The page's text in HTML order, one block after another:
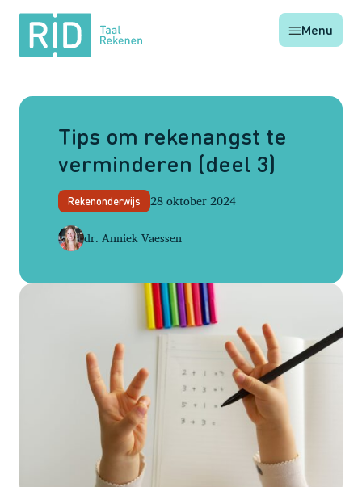
RID
Taal
Rekenen
Menu
Tips om rekenangst te
verminderen (deel 3)
Rekenonderwijs
28 oktober 2024
dr. Anniek Vaessen